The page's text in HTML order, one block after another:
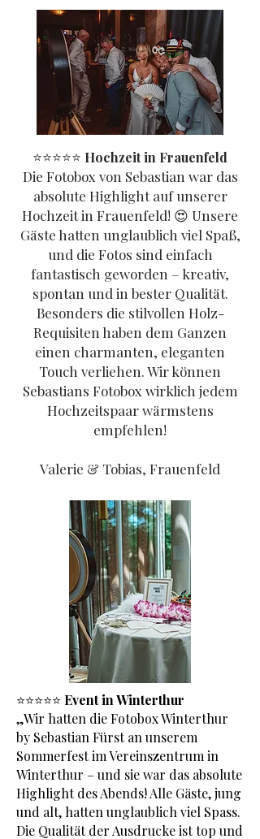
⭐️⭐️⭐️⭐️⭐️ Hochzeit in Frauenfeld
Die Fotobox von Sebastian war das
absolute Highlight auf unserer
Hochzeit in Frauenfeld! 😍 Unsere
Gäste hatten unglaublich viel Spaß,
und die Fotos sind einfach
fantastisch geworden – kreativ,
spontan und in bester Qualität.
Besonders die stilvollen Holz-
Requisiten haben dem Ganzen
einen charmanten, eleganten
Touch verliehen. Wir können
Sebastians Fotobox wirklich jedem
Hochzeitspaar wärmstens
empfehlen!
Valerie & Tobias, Frauenfeld
⭐️⭐️⭐️⭐️⭐️ Event in Winterthur
„Wir hatten die Fotobox Winterthur
by Sebastian Fürst an unserem
Sommerfest im Vereinszentrum in
Winterthur – und sie war das absolute
Highlight des Abends! Alle Gäste, jung
und alt, hatten unglaublich viel Spass.
Die Qualität der Ausdrucke ist top und